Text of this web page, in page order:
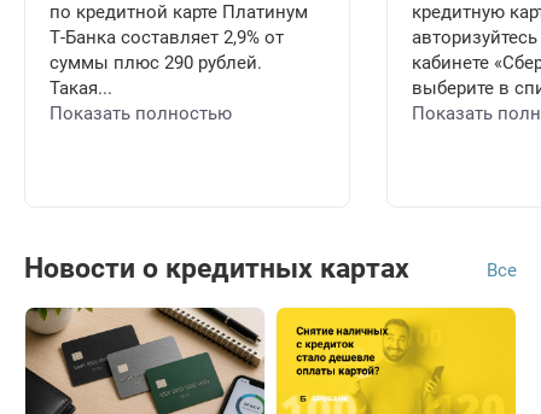
по кредитной карте Платинум
Т-Банка составляет 2,9% от
суммы плюс 290 рублей.
Такая...
Показать полностью
кредитную
кабинете
выберите в
Показать
Новости о кредитных картах Все